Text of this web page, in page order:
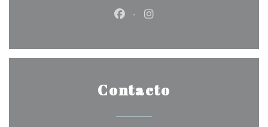
Facebook ((abre en una nueva
Instagram ((abre en una
Contacto